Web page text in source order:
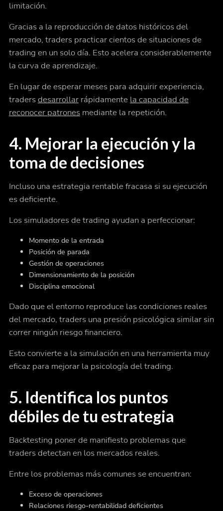
limitación.
Gracias a la reproducción de datos históricos del
mercado, traders practicar cientos de situaciones de
trading en un solo día. Esto acelera considerablemente
la curva de aprendizaje.
En lugar de esperar meses para adquirir experiencia,
traders desarrollarrápidamente la capacidad de
reconocer patrones mediante la repetición.
4. Mejorar la ejecución y la
toma de decisiones
Incluso una estrategia rentable fracasa si su ejecución
es deficiente.
Los simuladores de trading ayudan a perfeccionar:
Momento de la entrada
Posición de parada
Gestión de operaciones
Dimensionamiento de la posición
Disciplina emocional
Dado que el entorno reproduce las condiciones reales
del mercado, traders una presión psicológica similar sin
correr ningún riesgo financiero.
Esto convierte a la simulación en una herramienta muy
eficaz para mejorar la psicología del trading.
5. Identifica los puntos
débiles de tu estrategia
Backtesting poner de manifiesto problemas que
traders detectan en los mercados reales.
Entre los problemas más comunes se encuentran:
Exceso de operaciones
Relaciones riesgo-rentabilidad deficientes